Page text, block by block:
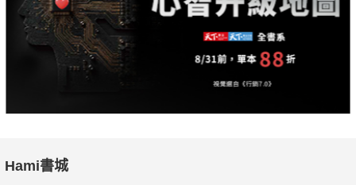
Hami書城